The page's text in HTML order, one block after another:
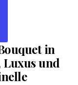
in
und